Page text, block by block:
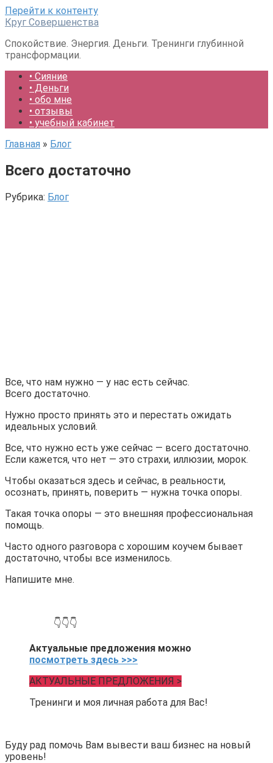
Перейти к контенту
Круг Совершенства
Спокойствие. Энергия. Деньги. Тренинги глубинной
трансформации.
• Сияние
• Деньги
• обо мне
• отзывы
• учебный кабинет
Главная » Блог
Всего достаточно
Рубрика: Блог
Все, что нам нужно — у нас есть сейчас.
Всего достаточно.
Нужно просто принять это и перестать ожидать
идеальных условий.
Все, что нужно есть уже сейчас — всего достаточно.
Если кажется, что нет — это страхи, иллюзии, морок.
Чтобы оказаться здесь и сейчас, в реальности,
осознать, принять, поверить — нужна точка опоры.
Такая точка опоры — это внешняя профессиональная
помощь.
Часто одного разговора с хорошим коучем бывает
достаточно, чтобы все изменилось.
Напишите мне.
👇👇👇
Актуальные предложения можно
посмотреть здесь >>>
АКТУАЛЬНЫЕ ПРЕДЛОЖЕНИЯ >
Тренинги и моя личная работа для Вас!
Буду рад помочь Вам вывести ваш бизнес на новый
уровень!